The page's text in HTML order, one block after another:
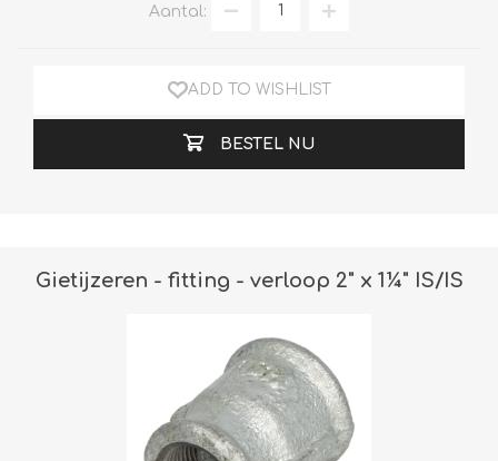
Aantal:
ADD TO WISHLIST
BESTEL NU
Gietijzeren - fitting - verloop 2" x 1¼" IS/IS